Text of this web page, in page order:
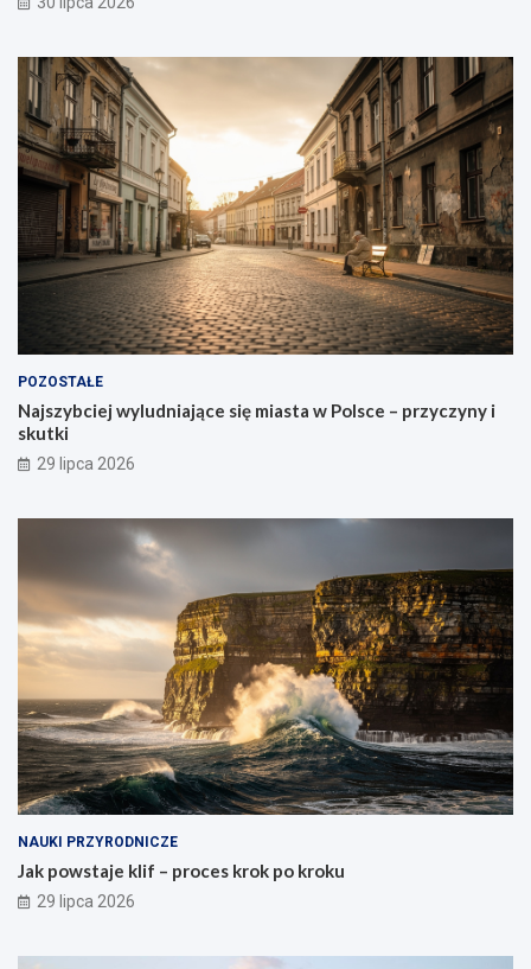
POZOSTAŁE
Najszybciej wyludniające się miasta w Polsce – przyczyny i
skutki
29 lipca 2026
NAUKI PRZYRODNICZE
Jak powstaje klif – proces krok po kroku
29 lipca 2026